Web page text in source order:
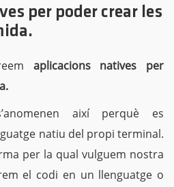
per poder crear les
aplicacions natives per
així perquè es
natiu del propi terminal.
per la qual vulguem nostra
el codi en un llenguatge o